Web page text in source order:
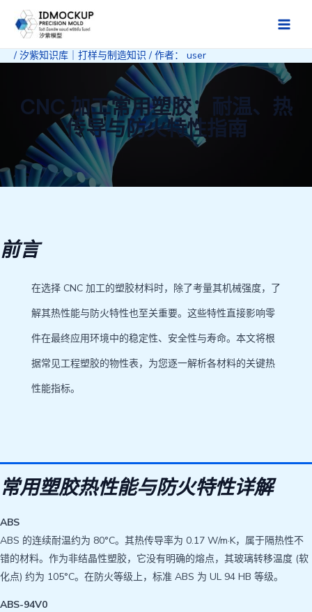
容
Main
/ 汐紫知识库｜打样与制造知识 / 作者： user
CNC 加工常用塑胶：耐温、热
传导与防火特性指南
前言
在选择 CNC 加工的塑胶材料时，除了考量其机械强度，了
解其热性能与防火特性也至关重要。这些特性直接影响零
件在最终应用环境中的稳定性、安全性与寿命。本文将根
据常见工程塑胶的物性表，为您逐一解析各材料的关键热
性能指标。
常用塑胶热性能与防火特性详解
ABS
ABS 的连续耐温约为 80°C。其热传导率为 0.17 W/m·K，属于隔热性不
错的材料。作为非结晶性塑胶，它没有明确的熔点，其玻璃转移温度 (软
化点) 约为 105°C。在防火等级上，标准 ABS 为 UL 94 HB 等级。
ABS-94V0